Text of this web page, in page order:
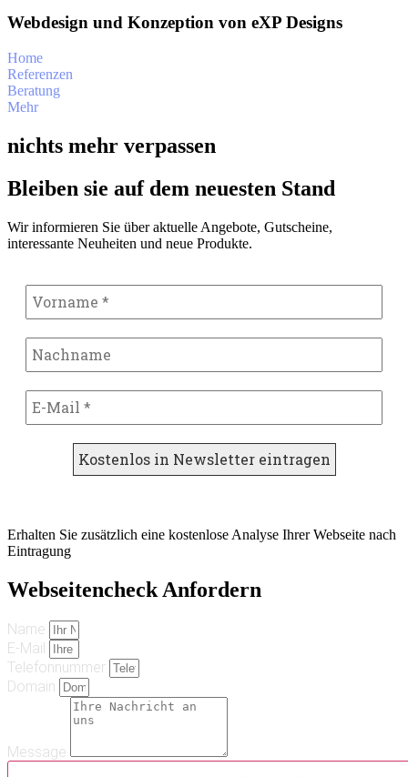
Webdesign und Konzeption von eXP Designs
Home
Referenzen
Beratung
Mehr
nichts mehr verpassen
Bleiben sie auf dem neuesten Stand
Wir informieren Sie über aktuelle Angebote, Gutscheine,
interessante Neuheiten und neue Produkte.
Erhalten Sie zusätzlich eine kostenlose Analyse Ihrer Webseite nach
Eintragung
Webseitencheck Anfordern
Name
E-Mail
Telefonnummer
Domain
Message